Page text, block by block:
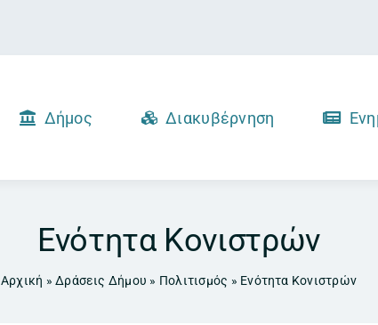
Δήμος Διακυβέρνηση
Ενότητα Κονιστρών
Αρχική »Δράσεις Δήμου » Πολιτισμός » Ενότητα Κονιστρών